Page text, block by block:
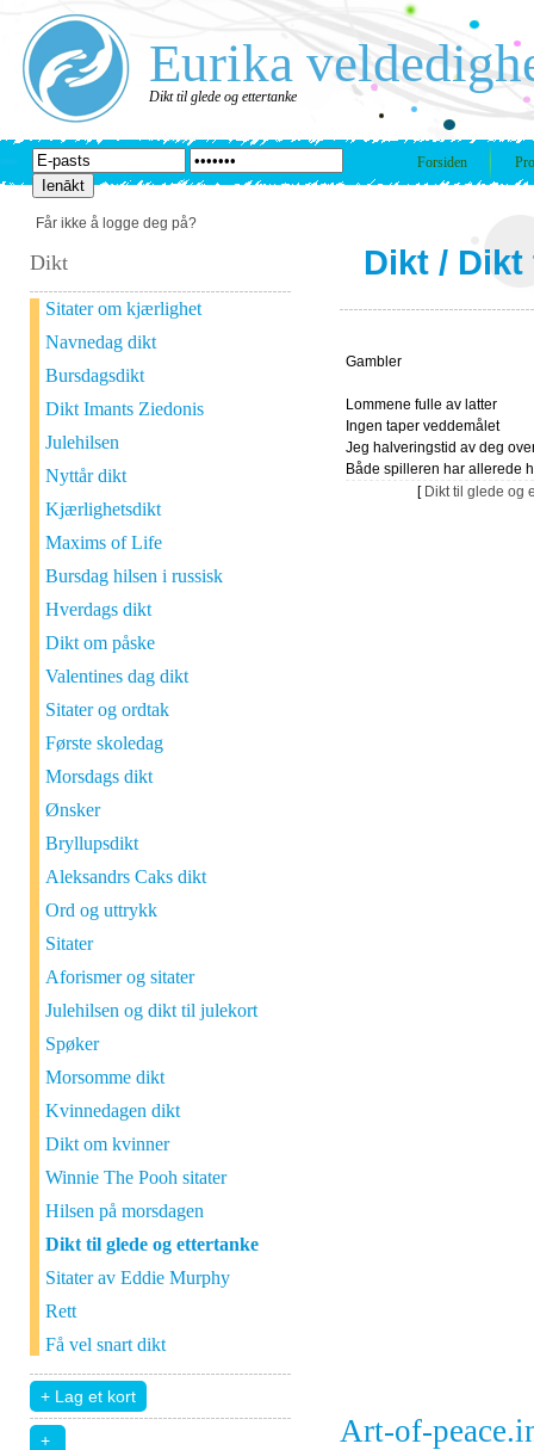
Eurika
Dikt til glede og ettertanke
Forsiden
Får ikke å logge deg på?
Dikt
Sitater om kjærlighet
Navnedag dikt
Bursdagsdikt
Dikt Imants Ziedonis
Julehilsen
Nyttår dikt
Kjærlighetsdikt
Maxims of Life
Bursdag hilsen i russisk
Hverdags dikt
Dikt om påske
Valentines dag dikt
Sitater og ordtak
Første skoledag
Morsdags dikt
Ønsker
Bryllupsdikt
Aleksandrs Caks dikt
Ord og uttrykk
Sitater
Aforismer og sitater
Julehilsen og dikt til julekort
Spøker
Morsomme dikt
Kvinnedagen dikt
Dikt om kvinner
Winnie The Pooh sitater
Hilsen på morsdagen
Dikt til glede og ettertanke
Sitater av Eddie Murphy
Rett
Få vel snart dikt
Dikt / Dikt
Gambler
Lommene fulle av latter
Ingen taper veddemålet
Jeg halveringstid av deg
Både spilleren har allerede
[ Dikt til glede og
Art-of-